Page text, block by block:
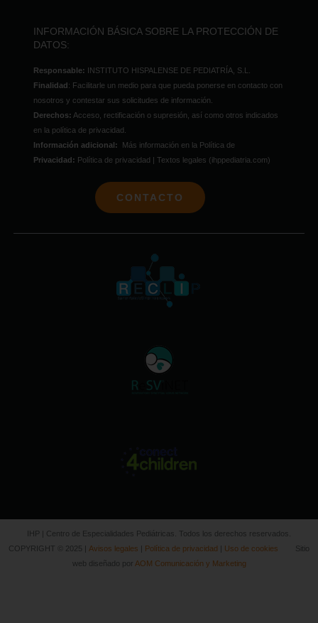
INFORMACIÓN BÁSICA SOBRE LA PROTECCIÓN DE
DATOS:
Responsable: INSTITUTO HISPALENSE DE PEDIATRÍA, S.L.
Finalidad: Facilitarle un medio para que pueda ponerse en contacto con
nosotros y contestar sus solicitudes de información.
Derechos: Acceso, rectificación o supresión, así como otros indicados
en la política de privacidad.
Información adicional: Más información en la Política de
Privacidad: Política de privacidad | Textos legales (ihppediatria.com)
CONTACTO
IHP | Centro de Especialidades Pediátricas. Todos los derechos reservados.
COPYRIGHT © 2025 | Avisos legales Política de privacidad Uso de cookies Sitio
web diseñado por AOM Comunicación y Marketing